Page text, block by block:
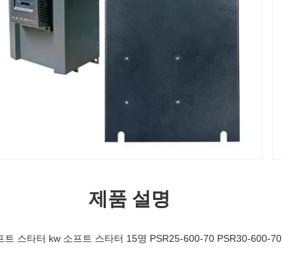
제품 설명
트 스타터 kw 소프트 스타터 15명 PSR25-600-70 PSR30-600-